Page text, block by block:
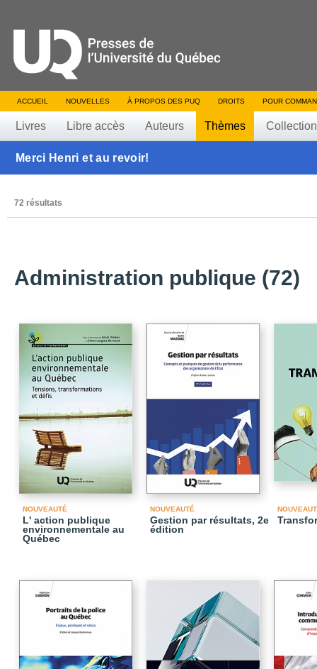
ACCUEIL NOUVELLES À PROPOS DES PUQ DROITS POUR
Livres Libre accès Auteurs Thèmes
Merci Henri et au revoir!
72 résultats
Administration publique (72)
NOUVEAUTÉ
L' action publique
environnementale au
Québec
NOUVEAUTÉ
Gestion par résultats, 2e
édition